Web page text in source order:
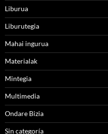
Liburua
Liburutegia
Mahai ingurua
Materialak
Mintegia
Multimedia
Ondare Bizia
Sin categoría